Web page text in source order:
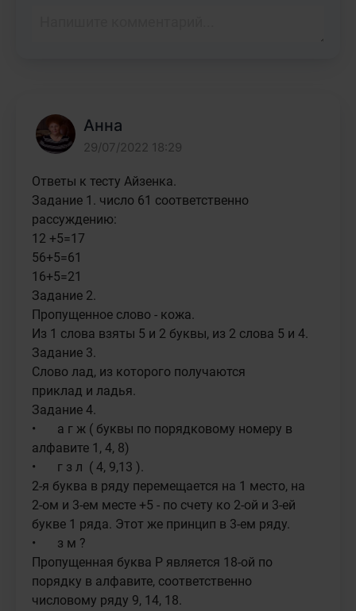
Анна
29/07/2022 18:29
Ответы к тесту Айзенка.
Задание 1. число 61 соответственно
рассуждению:
12 +5=17
56+5=61
16+5=21
Задание 2.
Пропущенное слово - кожа.
Из 1 слова взяты 5 и 2 буквы, из 2 слова 5 и 4.
Задание 3.
Слово лад, из которого получаются
приклад и ладья.
Задание 4.
•	а г ж ( буквы по порядковому номеру в
алфавите 1, 4, 8)
•	г з л  ( 4, 9,13 ).
2-я буква в ряду перемещается на 1 место, на
2-ом и 3-ем месте +5 - по счету ко 2-ой и 3-ей
букве 1 ряда. Этот же принцип в 3-ем ряду.
•	з м ?
Пропущенная буква Р является 18-ой по
порядку в алфавите, соответственно
числовому ряду 9, 14, 18.